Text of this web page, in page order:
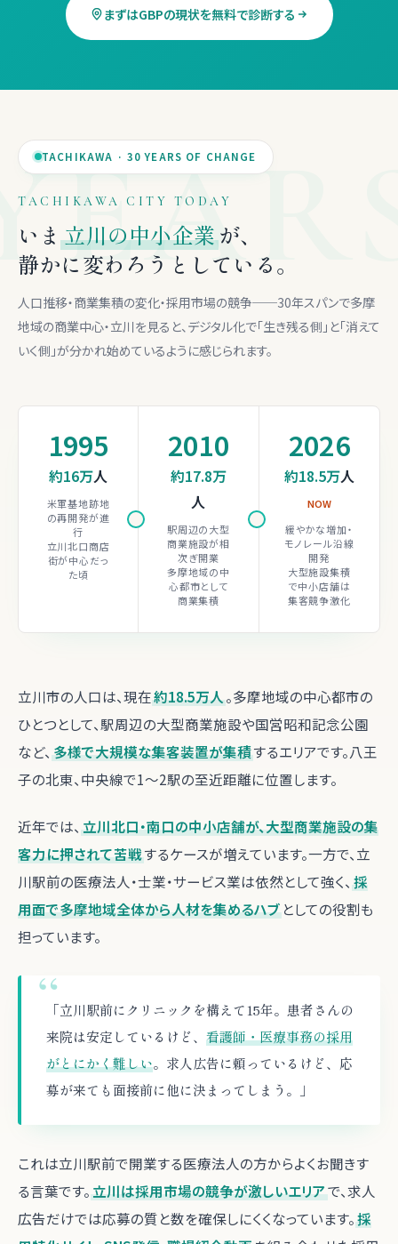
まずはGBPの現状を無料で診断する
TACHIKAWA · 30 YEARS OF CHANGE
TACHIKAWA CITY TODAY
いま立川の中小企業が、
静かに変わろうとしている。
人口推移・商業集積の変化・採用市場の競争──30年スパンで多摩
地域の商業中心・立川を見ると、デジタル化で「生き残る側」と「消えて
いく側」が分かれ始めているように感じられます。
1995
約16万人
米軍基地跡地
の再開発が進
行
立川北口商店
街が中心だっ
た頃
2010
約17.8万
人
駅周辺の大型
商業施設が相
次ぎ開業
多摩地域の中
心都市として
商業集積
2026
約18.5万人
NOW
緩やかな増加・
モノレール沿線
開発
大型施設集積
で中小店舗は
集客競争激化
立川市の人口は、現在約18.5万人。多摩地域の中心都市の
ひとつとして、駅周辺の大型商業施設や国営昭和記念公園
など、 多様で大規模な集客装置が集積するエリアです。八王
子の北東、中央線で1〜2駅の至近距離に位置します。
近年では、 立川北口・南口の中小店舗が、大型商業施設の集
客力に押されて苦戦するケースが増えています。一方で、立
川駅前の医療法人・士業・サービス業は依然として強く、 採
用面で多摩地域全体から人材を集めるハブ としての役割も
担っています。
「立川駅前にクリニックを構えて15年。患者さんの
来院は安定しているけど、 看護師・医療事務の採用
がとにかく難しい。求人広告に頼っているけど、応
募が来ても面接前に他に決まってしまう。」
これは立川駅前で開業する医療法人の方からよくお聞きす
る言葉です。立川は採用市場の競争が激しいエリアで、求人
広告だけでは応募の質と数を確保しにくくなっています。採